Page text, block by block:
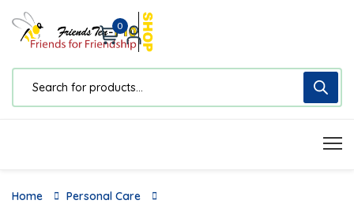
0
Home
Personal Care